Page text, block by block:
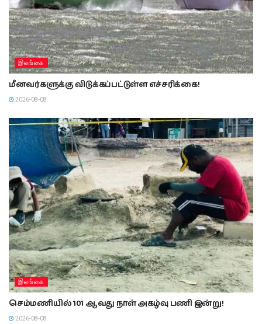
இலங்கை
மீனவர்களுக்கு விடுக்கப்பட்டுள்ள எச்சரிக்கை!
2026-08-08
இலங்கை
செம்மணியில் 101 ஆவது நாள் அகழ்வு பணி இன்று!
2026-08-08